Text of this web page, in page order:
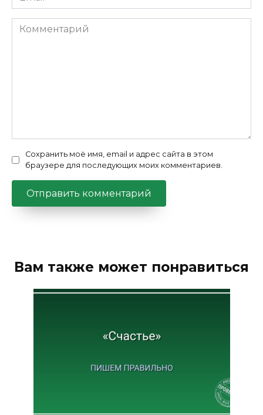
*
Комментарий
Сохранить моё имя, email и адрес сайта в этом
браузере для последующих моих комментариев.
Вам также может понравиться